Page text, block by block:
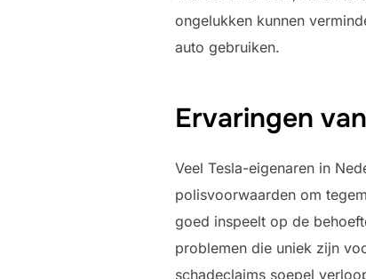
ongelukken kunnen
auto gebruiken.
Ervaringen
Veel Tesla-eigenaren in
polisvoorwaarden om
goed inspeelt op de
problemen die uniek zijn
schadeclaims soepel